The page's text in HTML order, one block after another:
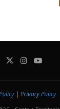
| Privacy Policy